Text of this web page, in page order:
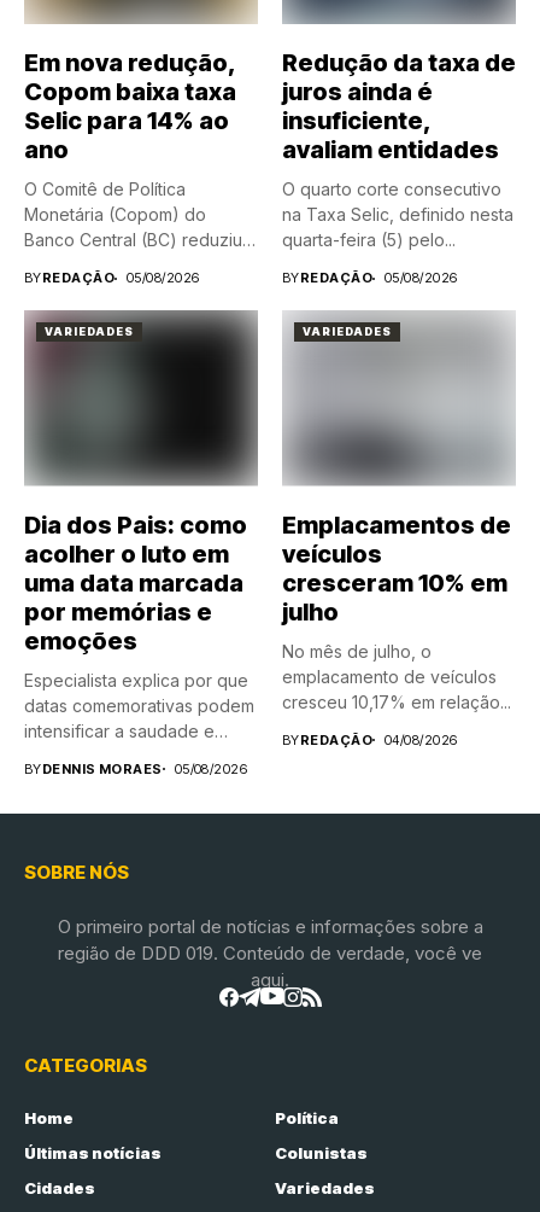
Em nova redução,
Copom baixa taxa
Selic para 14% ao
ano
O Comitê de Política
Monetária (Copom) do
Banco Central (BC) reduziu
BYREDAÇÃO 05/08/2026
Redução da taxa de
juros ainda é
insuficiente,
avaliam entidades
O quarto corte consecutivo
na Taxa Selic, definido nesta
quarta-feira (5) pelo...
BYREDAÇÃO 05/08/2026
VARIEDADES
Dia dos Pais: como
acolher o luto em
uma data marcada
por memórias e
emoções
Especialista explica por que
datas comemorativas podem
intensificar a saudade e
BYDENNIS MORAES 05/08/2026
VARIEDADES
Emplacamentos de
veículos
cresceram 10% em
julho
No mês de julho, o
emplacamento de veículos
cresceu 10,17% em relação...
BYREDAÇÃO 04/08/2026
SOBRE NÓS
O primeiro portal de notícias e informações sobre a
região de DDD 019. Conteúdo de verdade, você ve
aqui.
CATEGORIAS
Home
Política
Últimas notícias
Colunistas
Cidades
Variedades